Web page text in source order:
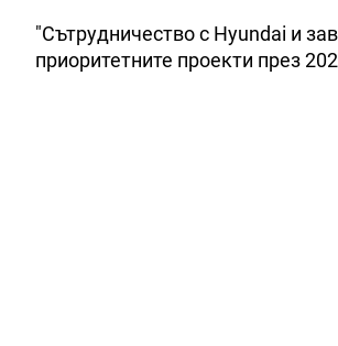
"Сътрудничество с Hyundai и
приоритетните проекти през